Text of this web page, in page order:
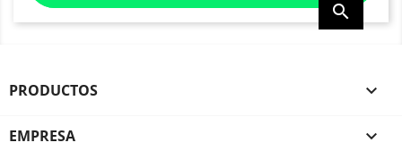

PRODUCTOS 
EMPRESA 